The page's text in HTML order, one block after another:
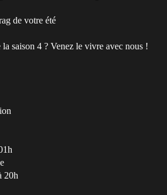
de votre été
saison 4 ? Venez le vivre avec nous !
20h